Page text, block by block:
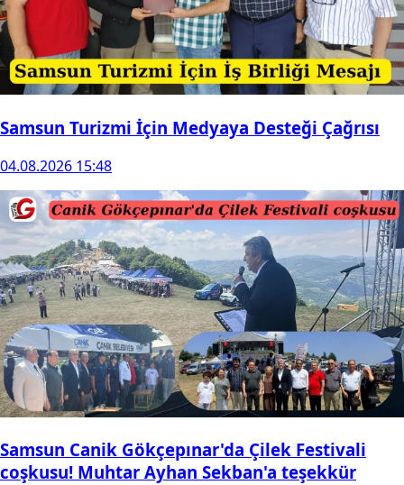
Samsun Turizmi İçin Medyaya Desteği Çağrısı
04.08.2026 15:48
Samsun Canik Gökçepınar'da Çilek Festivali
coşkusu! Muhtar Ayhan Sekban'a teşekkür